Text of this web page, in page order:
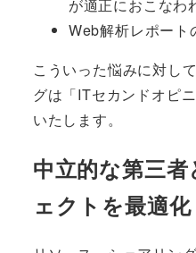
が適正におこなわ
Web解析レポート
こういった悩みに対し
グは「ITセカンドオピ
いたします。
中立的な第三
ェクトを最適化